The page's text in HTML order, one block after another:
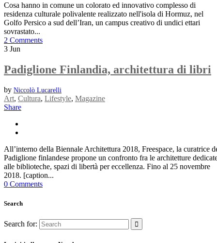
Cosa hanno in comune un colorato ed innovativo complesso di
residenza culturale polivalente realizzato nell'isola di Hormuz, nel
Golfo Persico a sud dell’Iran, un campus creativo di undici ettari
sovrastato...
2 Comments
3 Jun
Padiglione Finlandia, architettura di libri
by Niccolò Lucarelli
Art, Cultura, Lifestyle, Magazine
Share
All’interno della Biennale Architettura 2018, Freespace, la curatrice
Padiglione finlandese propone un confronto fra le architetture
alle biblioteche, spazi di libertà per eccellenza. Fino al 25 novembre
2018. [caption...
0 Comments
Search
Search for: